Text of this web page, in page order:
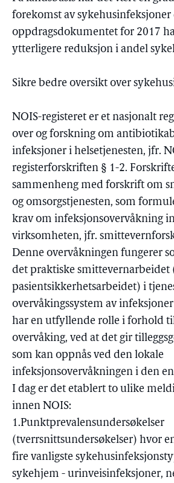
forekomst av sykehusinfeksjoner
oppdragsdokumentet for 2017
ytterligere reduksjon i andel
Sikre bedre oversikt over
NOIS-registeret er et nasjonalt
over og forskning om
infeksjoner i helsetjenesten, jfr.
registerforskriften § 1-2.
sammenheng med forskrift om
og omsorgstjenesten, som
krav om infeksjonsovervåkning
virksomheten, jfr.
Denne overvåkningen fungerer
det praktiske smittevernarbeidet
pasientsikkerhetsarbeidet) i
overvåkingssystem av
har en utfyllende rolle i forhold
overvåking, ved at det gir
som kan oppnås ved den lokale
infeksjonsovervåkningen i den
I dag er det etablert to ulike
innen NOIS:
1.Punktprevalensundersøkelser
(tverrsnittsundersøkelser) hvor
fire vanligste
sykehjem - urinveisinfeksjoner,